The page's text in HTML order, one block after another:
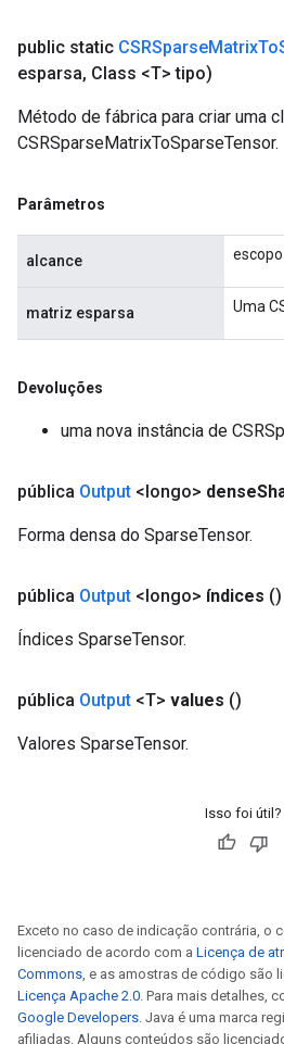
public static CSRSparseMatrixTo
esparsa, Class <T> tipo)
Método de fábrica para criar uma
CSRSparseMatrixToSparseTensor.
Parâmetros
alcance escopo
matriz esparsa Uma
Devoluções
uma nova instância de
pública Output <longo> dense
Forma densa do SparseTensor.
pública Output <longo> índices ()
Índices SparseTensor.
pública Output <T> values ()
Valores SparseTensor.
Isso foi útil?
Exceto no caso de indicação contrária, o
licenciado de acordo com a Licença de
Commons, e as amostras de código são
Licença Apache 2.0. Para mais detalhes,
Google Developers. Java é uma marca
afiliadas. Alguns conteúdos são